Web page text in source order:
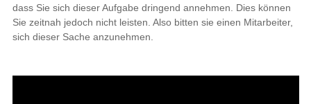
dass Sie sich dieser Aufgabe dringend annehmen. Dies können
Sie zeitnah jedoch nicht leisten. Also bitten sie einen Mitarbeiter,
sich dieser Sache anzunehmen.